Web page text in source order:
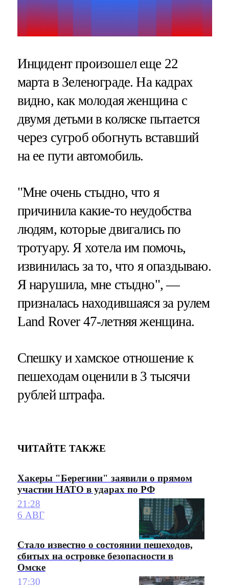
Инцидент произошел еще 22
марта в Зеленограде. На кадрах
видно, как молодая женщина с
двумя детьми в коляске пытается
через сугроб обогнуть вставший
на ее пути автомобиль.
"Мне очень стыдно, что я
причинила какие-то неудобства
людям, которые двигались по
тротуару. Я хотела им помочь,
извинилась за то, что я опаздываю.
Я нарушила, мне стыдно", —
призналась находившаяся за рулем
Land Rover 47-летняя женщина.
Спешку и хамское отношение к
пешеходам оценили в 3 тысячи
рублей штрафа.
ЧИТАЙТЕ ТАКЖЕ
Хакеры "Берегини" заявили о прямом
участии НАТО в ударах по РФ
21:28
6 АВГ
Стало известно о состоянии пешеходов,
сбитых на островке безопасности в
Омске
17:30